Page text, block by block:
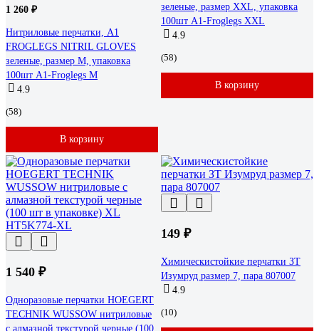
1 260 ₽
Нитриловые перчатки, A1
FROGLEGS NITRIL GLOVES
зеленые, размер M, упаковка
100шт A1-Froglegs M
4.9
(58)
В корзину
зеленые, размер XXL, упаковка
100шт A1-Froglegs XXL
4.9
(58)
В корзину
1 540 ₽
Одноразовые перчатки HOEGERT
TECHNIK WUSSOW нитриловые
с алмазной текстурой черные (100
149 ₽
Химическистойкие перчатки ЗТ
Изумруд размер 7, пара 807007
4.9
(10)